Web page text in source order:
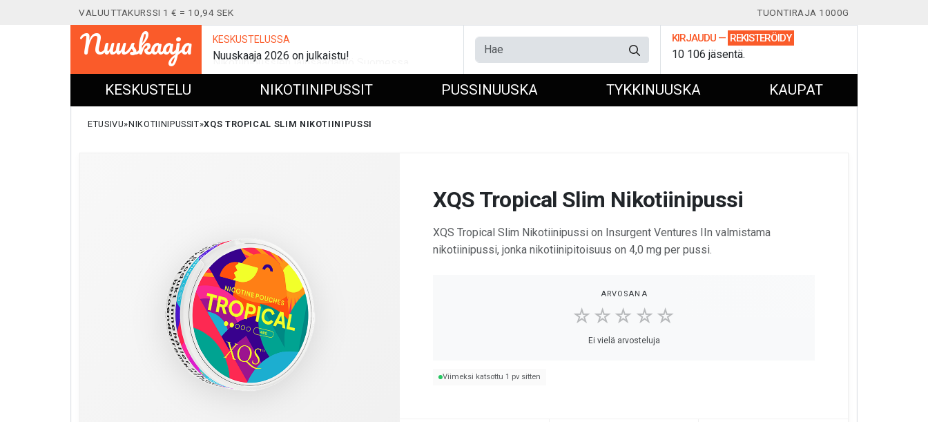
VALUUTTAKURSSI 1 € = 10,94 SEK TUONTIRAJA 1000G
Nuuskaaja KESKUSTELUSSA
Nuuskaaja 2026 on julkaistu!
KIRJAUDU — REKISTERÖIDY
10 106 jäsentä.
KESKUSTELU NIKOTIINIPUSSIT PUSSINUUSKA TYKKINUUSKA KAUPAT
ETUSIVU NIKOTIINIPUSSIT XQS TROPICAL SLIM NIKOTIINIPUSSI
XQS Tropical Slim Nikotiinipussi
XQS Tropical Slim Nikotiinipussi on Insurgent Ventures IIn valmistama
nikotiinipussi, jonka nikotiinipitoisuus on 4,0 mg per pussi.
ARVOSANA
☆☆☆☆☆
Ei vielä arvosteluja
Viimeksi katsottu 1 pv sitten